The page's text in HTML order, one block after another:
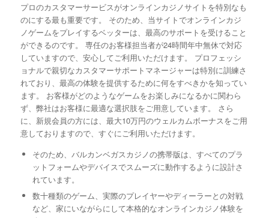
プロのカスタマーサービスがオンラインカジノサイトを特別なも
のにする最も重要です。 そのため、当サイトでオンラインカジ
ノゲームをプレイするベッターは、最高のサポートを受けること
ができるのです。 専任のお客様担当者が24時間年中無休で対応
していますので、安心してご利用いただけます。 プロフェッシ
ョナルで親切なカスタマーサポートマネージャーは特別に訓練さ
れており、最高の体験を提供するために何をすべきかを知ってい
ます。 お客様がどのようなゲームをお楽しみになるかに関わら
ず、弊社はお客様に最適な選択肢をご用意しています。 さら
に、新規会員の方には、最大10万円のウェルカムボーナスをご用
意しておりますので、すぐにご利用いただけます。
そのため、バルカンベガスカジノの携帯版は、すべてのプラ
ットフォームやデバイスでスムーズに動作するように設計さ
れています。
数十種類のゲーム、実際のプレイヤーやディーラーとの対戦
など、家にいながらにして本格的なオンラインカジノ体験を